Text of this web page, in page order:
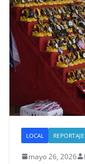
LOCAL
mayo 26, 2026